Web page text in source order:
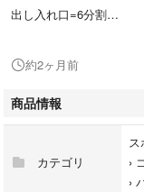
出し入れ口=6分割
使用感を感じさせない美品
ご理解いただける方
即購入🆗です。
約2ヶ月前
商品情報
カテゴリ
ス
›
›